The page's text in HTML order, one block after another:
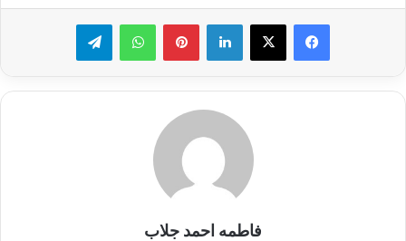
لينكدإن بينتيريستواتساب تيلقرام
فاطمه احمد جلاب